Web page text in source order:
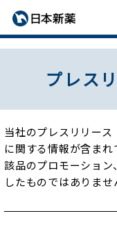
プレス
当社のプレスリリー
に関する情報が含まれ
該品のプロモーショ
したものではありませ